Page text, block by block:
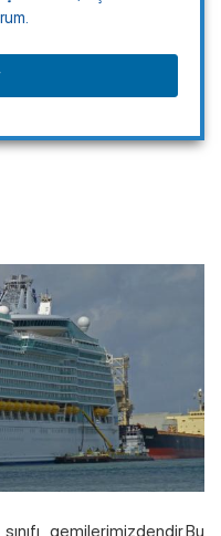
gemilerimizdendir.Bu